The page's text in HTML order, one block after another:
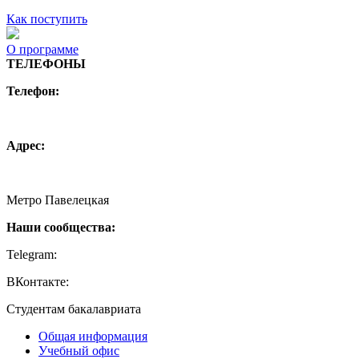
Как поступить
О программе
ТЕЛЕФОНЫ
Телефон:
Адрес:
Метро Павелецкая
Наши сообщества:
Telegram:
ВКонтакте:
Студентам бакалавриата
Общая информация
Учебный офис